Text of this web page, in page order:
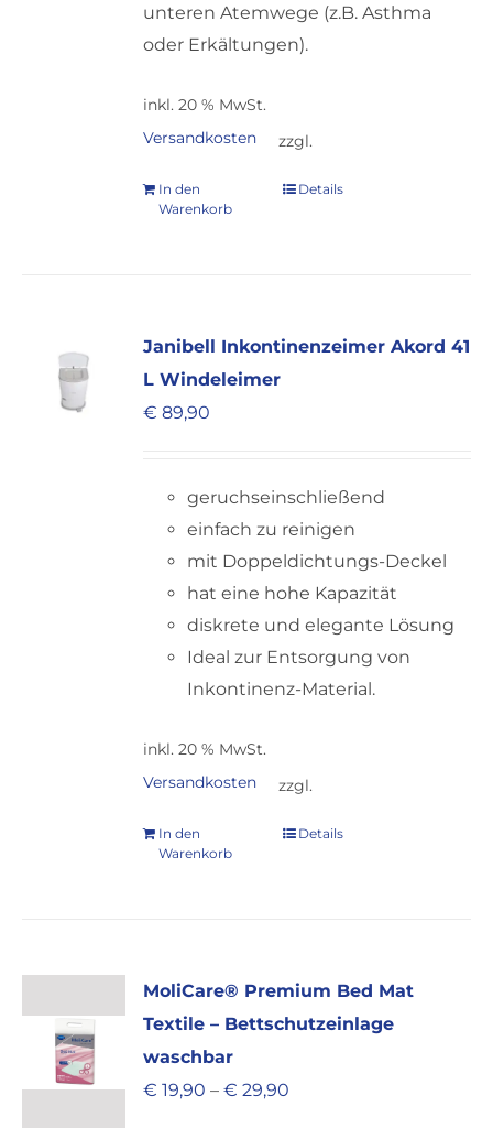
werden
unteren Atemwege (z.B. Asthma
oder Erkältungen).
inkl. 20 % MwSt.
zzgl.
Versandkosten
In den
Warenkorb
Details
Janibell Inkontinenzeimer Akord 41
L Windeleimer
€ 89,90
geruchseinschließend
einfach zu reinigen
mit Doppeldichtungs-Deckel
hat eine hohe Kapazität
diskrete und elegante Lösung
Ideal zur Entsorgung von
Inkontinenz-Material.
inkl. 20 % MwSt.
zzgl.
Versandkosten
In den
Warenkorb
Details
MoliCare® Premium Bed Mat
Textile – Bettschutzeinlage
waschbar
€ 19,90 –€ 29,90